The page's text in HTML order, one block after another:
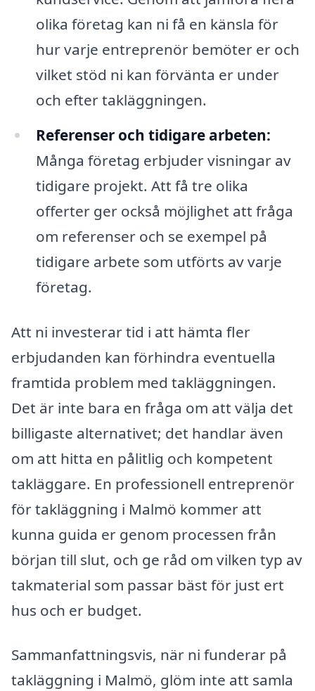
olika företag kan ni få en känsla för
hur varje entreprenör bemöter er och
vilket stöd ni kan förvänta er under
och efter takläggningen.
Referenser och tidigare arbeten:
Många företag erbjuder visningar av
tidigare projekt. Att få tre olika
offerter ger också möjlighet att fråga
om referenser och se exempel på
tidigare arbete som utförts av varje
företag.
Att ni investerar tid i att hämta fler
erbjudanden kan förhindra eventuella
framtida problem med takläggningen.
Det är inte bara en fråga om att välja det
billigaste alternativet; det handlar även
om att hitta en pålitlig och kompetent
takläggare. En professionell entreprenör
för takläggning i Malmö kommer att
kunna guida er genom processen från
början till slut, och ge råd om vilken typ av
takmaterial som passar bäst för just ert
hus och er budget.
Sammanfattningsvis, när ni funderar på
takläggning i Malmö, glöm inte att samla